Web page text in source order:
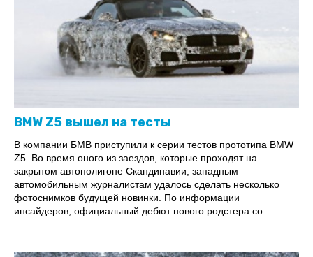
BMW Z5 вышел на тесты
В компании БМВ приступили к серии тестов прототипа BMW
Z5. Во время оного из заездов, которые проходят на
закрытом автополигоне Скандинавии, западным
автомобильным журналистам удалось сделать несколько
фотоснимков будущей новинки. По информации
инсайдеров, официальный дебют нового родстера со...